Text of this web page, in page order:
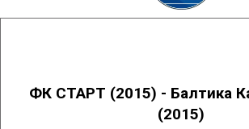
ФК СТАРТ (2015) - Балтика
(2015)